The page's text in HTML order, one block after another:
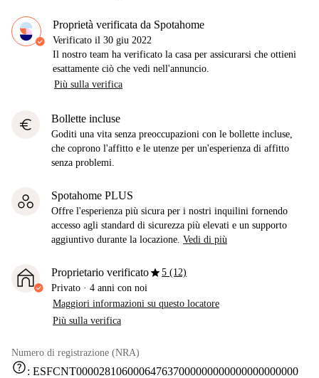
Proprietà verificata da Spotahome
Verificato il 30 giu 2022
Il nostro team ha verificato la casa per assicurarsi che ottieni
esattamente ciò che vedi nell'annuncio.
Più sulla verifica
euro Bollette incluse
Goditi una vita senza preoccupazioni con le bollette incluse,
che coprono l'affitto e le utenze per un'esperienza di affitto
senza problemi.
Spotahome PLUS
Offre l'esperienza più sicura per i nostri inquilini fornendo
accesso agli standard di sicurezza più elevati e un supporto
aggiuntivo durante la locazione. Vedi di più
Proprietario verificatostar5 (12)
Privato · 4 anni con noi
Maggiori informazioni su questo locatore
Più sulla verifica
Numero di registrazione (NRA)
help: ESFCNT000028106000647637000000000000000000000